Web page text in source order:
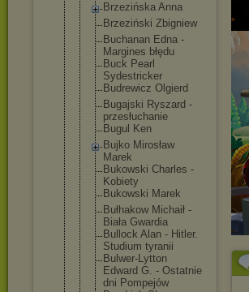
Brzezińska Anna
Brzeziński Zbigniew
Buchanan Edna -
Margines błędu
Buck Pearl
Sydestricker
Budrewicz Olgierd
Bugajski Ryszard -
przesłuchanie
Bugul Ken
Bujko Mirosław
Marek
Bukowski Charles -
Kobiety
Bukowski Marek
Bułhakow Michaił -
Biała Gwardia
Bullock Alan - Hitler.
Studium tyranii
Bulwer-Lytton
Edward G. - Ostatnie
dni Pompejów